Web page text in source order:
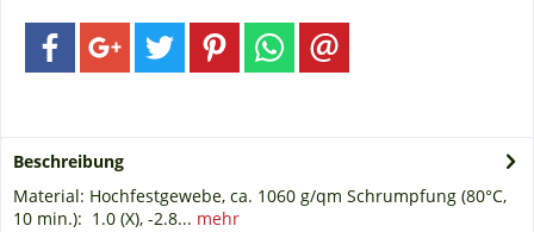
Beschreibung
Material: Hochfestgewebe, ca. 1060 g/qm Schrumpfung (80°C,
10 min.): 1.0 (X), -2.8... mehr